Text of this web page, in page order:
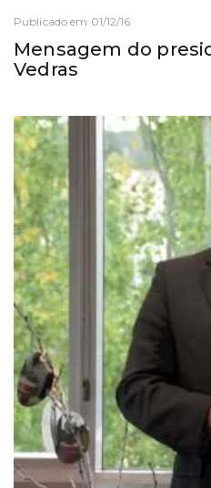
Publicado em 01/12/16
Mensagem do
Vedras